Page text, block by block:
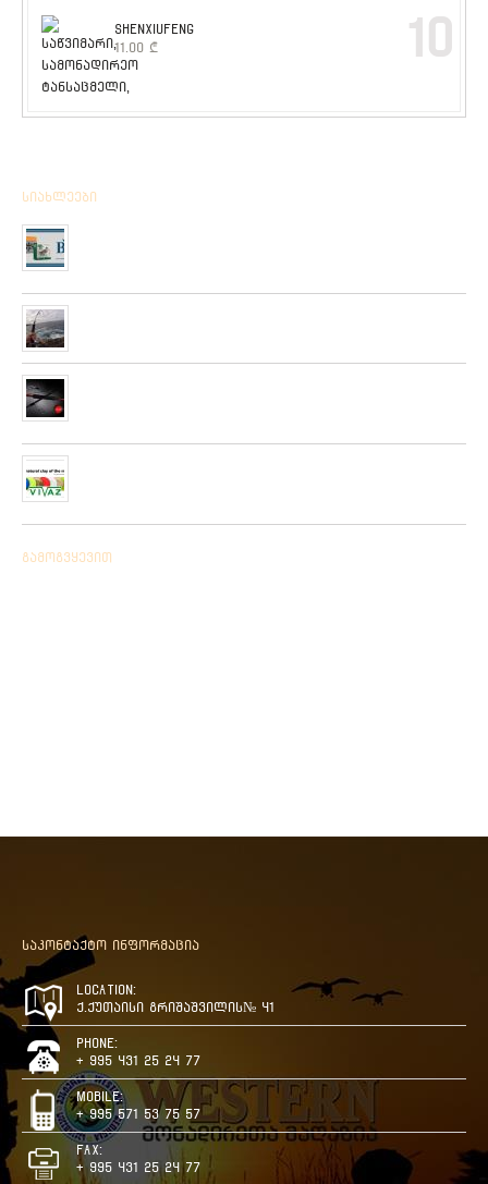
SHENXIUFENG
11.00 ₾ 10
სიახლეები
გამოგვყევით
საკონტაქტო ინფორმაცია
Location:
ქ.ქუთაისი გრიშაშვილის№ 41
Phone:
+ 995 431 25 24 77
Mobile:
+ 995 571 53 75 57
Fax:
+ 995 431 25 24 77